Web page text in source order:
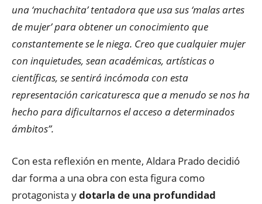
una ‘muchachita’ tentadora que usa sus ‘malas artes
de mujer’ para obtener un conocimiento que
constantemente se le niega. Creo que cualquier mujer
con inquietudes, sean académicas, artísticas o
científicas, se sentirá incómoda con esta
representación caricaturesca que a menudo se nos ha
hecho para dificultarnos el acceso a determinados
ámbitos”.
Con esta reflexión en mente, Aldara Prado decidió
dar forma a una obra con esta figura como
protagonista ydotarla de una profundidad